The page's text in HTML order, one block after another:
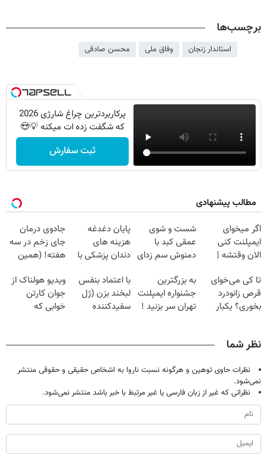
برچسب‌ها
استاندار زنجان وفاق ملی محسن صادقی
پرکاربردترین چراغ شارژی 2026
که شگفت زده ات میکنه 💡😍
ثبت سفارش
مطالب پیشنهادی
اگر میخوای
ایمپلنت کنی
الان وقتشه |
میلیون تومان!!!
شست و شوی
عمقی کبد با
دمنوش سم زدای
پایان دغدغه
هزینه های
دندان پزشکی با
خانگی
جادوی درمان
جای زخم در سه
هفته! (همین
صحبت کنید)
تا کی می‌خوای
قرص زانودرد
بخوری؟ یکبار
به بزرگترین
جشنواره ایمپلنت
تهران سر بزنید !
با اعتماد بنفس
لبخند بزن (ژل
سفیدکننده
ویدیو هولناک از
جوان کارتن
خوابی که
نظر شما
نظرات حاوی توهین و هرگونه نسبت ناروا به اشخاص حقیقی و حقوقی منتشر
نمی‌شود.
نظراتی که غیر از زبان فارسی یا غیر مرتبط با خبر باشد منتشر نمی‌شود.